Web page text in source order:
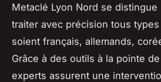
Metaclé Lyon Nord se distingue
traiter avec précision tous
soient français, allemands,
Grâce à des outils à la pointe
experts assurent une